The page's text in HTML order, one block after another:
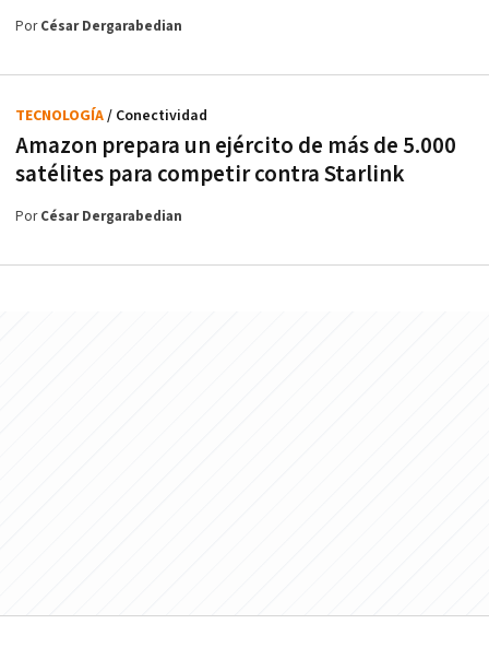
PorCésar Dergarabedian
Amazon prepara un ejército de más de 5.000
satélites para competir contra Starlink
TECNOLOGÍA/ Conectividad
PorCésar Dergarabedian